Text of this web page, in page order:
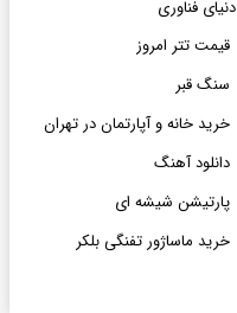
دنیای فناوری
قیمت تتر امروز
سنگ قبر
خرید خانه و آپارتمان در تهران
دانلود آهنگ
پارتیشن شیشه ای
خرید ماساژور تفنگی بلکر